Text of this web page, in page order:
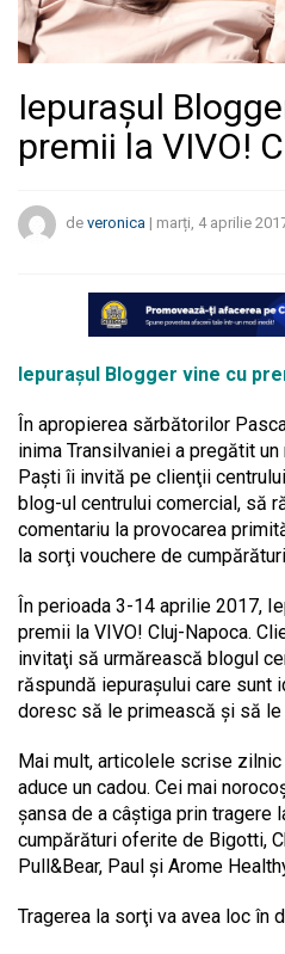
Iepurașul
premii la VIVO!
de veronica | marți, 4 aprilie
Iepurașul Blogger vine cu
În apropierea sărbătorilor
inima Transilvaniei a pregătit
Paşti îi invită pe clienţii
blog-ul centrului comercial, să
comentariu la provocarea
la sorţi vouchere de
În perioada 3-14 aprilie 2017,
premii la VIVO! Cluj-Napoca.
invitaţi să urmărească blogul
răspundă iepuraşului care sunt
doresc să le primească şi să
Mai mult, articolele scrise
aduce un cadou. Cei mai
şansa de a câştiga prin tragere
cumpărături oferite de Bigotti,
Pull&Bear, Paul şi Arome
Tragerea la sorţi va avea loc în